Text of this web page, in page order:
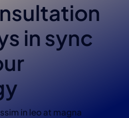
in sync
in leo at magna